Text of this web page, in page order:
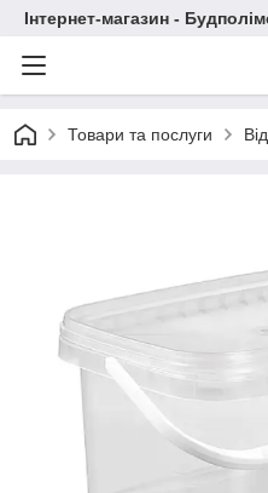
Інтернет-магазин -
Товари та послуги